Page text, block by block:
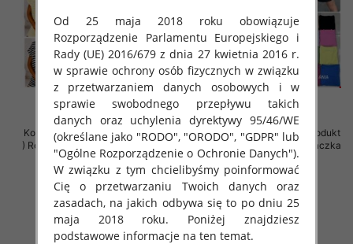
Komplet damskie (Polska produkt
) Roz Standard , Mix Kolor Paczka
5 szt
57.00 zł
szczegóły
Komplet damskie (Polska produkt
) Roz Standard , Mix Kolor Paczka
5 szt
65.00 zł
szczegóły
Od 25 maja 2018 roku obowiązuje
Rozporządzenie Parlamentu Europejskiego i
Rady (UE) 2016/679 z dnia 27 kwietnia 2016 r.
w sprawie ochrony osób fizycznych w związku
z przetwarzaniem danych osobowych i w
sprawie swobodnego przepływu takich
danych oraz uchylenia dyrektywy 95/46/WE
(określane jako "RODO", "ORODO", "GDPR" lub
"Ogólne Rozporządzenie o Ochronie Danych").
W związku z tym chcielibyśmy poinformować
Cię o przetwarzaniu Twoich danych oraz
zasadach, na jakich odbywa się to po dniu 25
maja 2018 roku. Poniżej znajdziesz
podstawowe informacje na ten temat.